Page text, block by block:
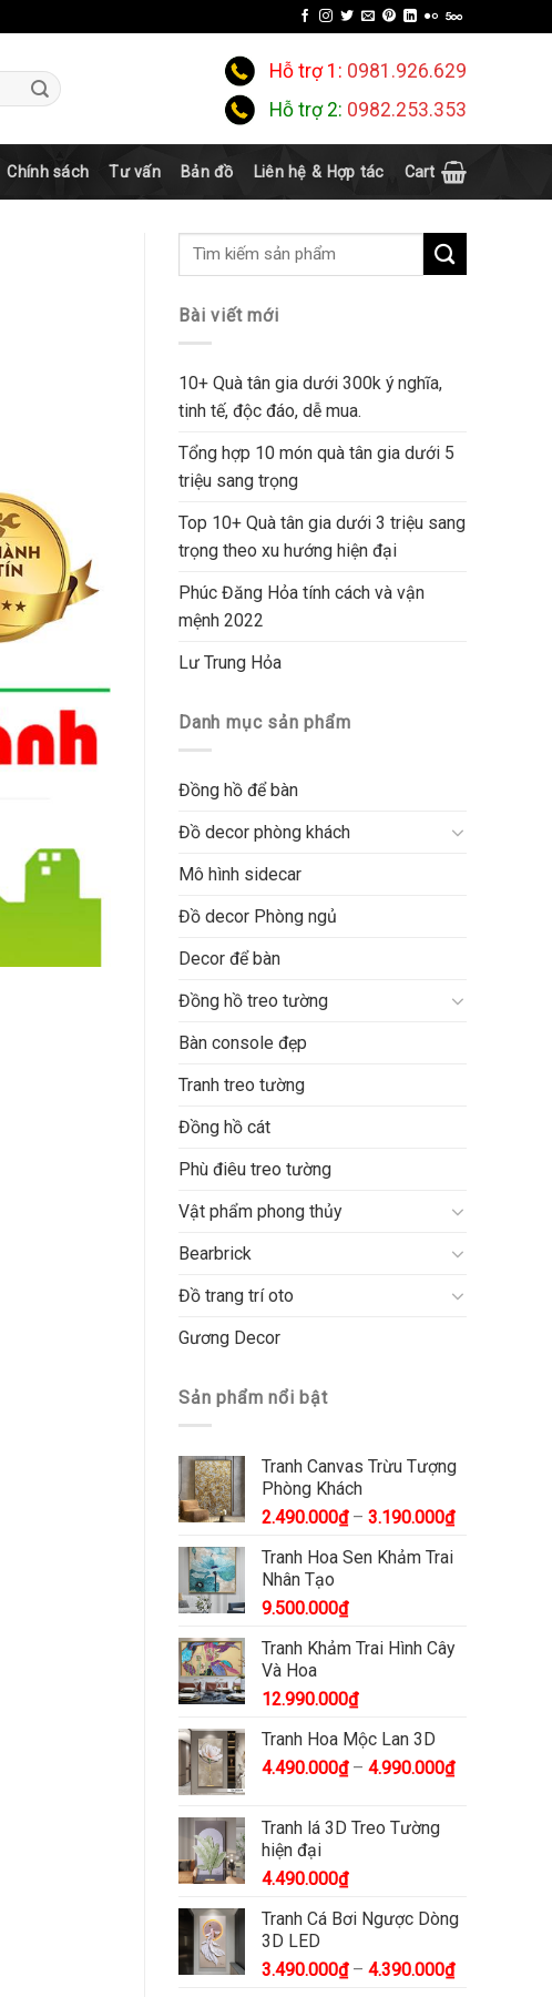
Hỗ trợ 1: 0981.926.629
Hỗ trợ 2: 0982.253.353
Chính sách Tư vấn Bản đồ Liên hệ & Hợp tác Cart
Bài viết mới
10+ Quà tân gia dưới 300k ý nghĩa,
tinh tế, độc đáo, dễ mua.
Tổng hợp 10 món quà tân gia dưới 5
triệu sang trọng
Top 10+ Quà tân gia dưới 3 triệu sang
trọng theo xu hướng hiện đại
Phúc Đăng Hỏa tính cách và vận
mệnh 2022
Lư Trung Hỏa
Danh mục sản phẩm
Đồng hồ để bàn
Đồ decor phòng khách
Mô hình sidecar
Đồ decor Phòng ngủ
Decor để bàn
Đồng hồ treo tường
Bàn console đẹp
Tranh treo tường
Đồng hồ cát
Phù điêu treo tường
Vật phẩm phong thủy
Bearbrick
Đồ trang trí oto
Gương Decor
Sản phẩm nổi bật
Tranh Canvas Trừu Tượng
Phòng Khách
2.490.000₫– 3.190.000₫
Tranh Hoa Sen Khảm Trai
Nhân Tạo
9.500.000₫
Tranh Khảm Trai Hình Cây
Và Hoa
12.990.000₫
Tranh Hoa Mộc Lan 3D
4.490.000₫– 4.990.000₫
Tranh lá 3D Treo Tường
hiện đại
4.490.000₫
Tranh Cá Bơi Ngược Dòng
3D LED
3.490.000₫– 4.390.000₫